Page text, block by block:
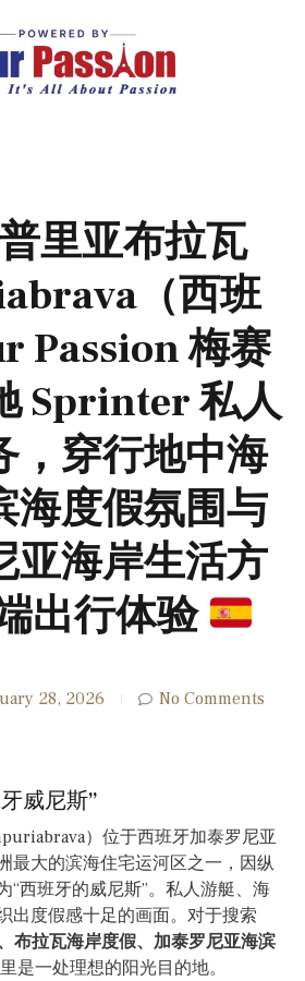
里亚布拉瓦
（西班
Passion 梅赛
Sprinter 私人
，穿行地中海
海度假氛围与
亚海岸生活方
出行体验
28, 2026 No Comments
威尼斯”
）位于西班牙加泰罗尼亚
最大的滨海住宅运河区之一，因纵
“西班牙的威尼斯”。私人游艇、海
出度假感十足的画面。对于搜索
布拉瓦海岸度假、加泰罗尼亚海滨
是一处理想的阳光目的地。